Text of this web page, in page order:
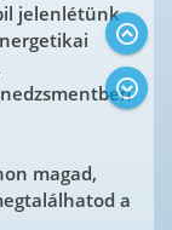
jelenlétünk
magad,
a